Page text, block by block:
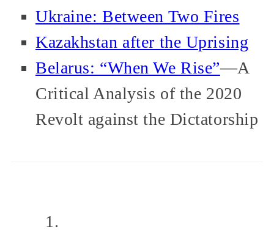
Ukraine: Between Two Fires
Kazakhstan after the Uprising
Belarus: “When We Rise”—A
Critical Analysis of the 2020
Revolt against the Dictatorship